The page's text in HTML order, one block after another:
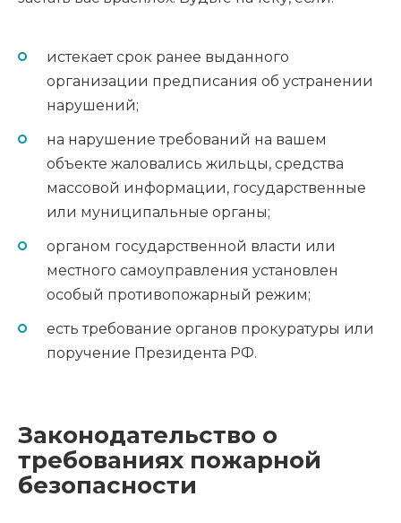
истекает срок ранее выданного
организации предписания об устранении
нарушений;
на нарушение требований на вашем
объекте жаловались жильцы, средства
массовой информации, государственные
или муниципальные органы;
органом государственной власти или
местного самоуправления установлен
особый противопожарный режим;
есть требование органов прокуратуры или
поручение Президента РФ.
Законодательство о
требованиях пожарной
безопасности